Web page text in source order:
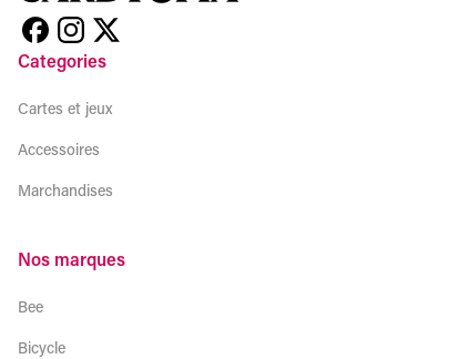
Categories
Cartes et jeux
Accessoires
Marchandises
Nos marques
Bee
Bicycle